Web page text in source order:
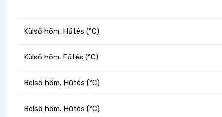
Külső hőm. Hűtés (°C)
Külső hőm. Fűtés (°C)
Belső hőm. Hűtés (°C)
Belső hőm. Hűtés (°C)